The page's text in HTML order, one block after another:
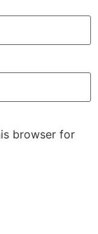
browser for